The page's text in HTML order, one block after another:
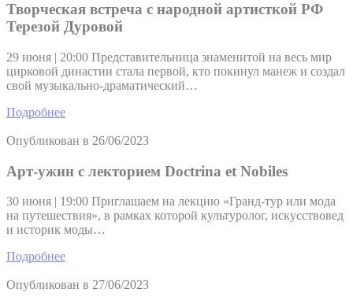
Творческая встреча с народной артисткой РФ
Терезой Дуровой
29 июня | 20:00 Представительница знаменитой на весь мир
цирковой династии стала первой, кто покинул манеж и создал
свой музыкально-драматический…
Подробнее
Опубликован в 26/06/2023
Арт-ужин с лекторием Doctrina et Nobiles
30 июня | 19:00 Приглашаем на лекцию «Гранд-тур или мода
на путешествия», в рамках которой культуролог, искусствовед
и историк моды…
Подробнее
Опубликован в 27/06/2023